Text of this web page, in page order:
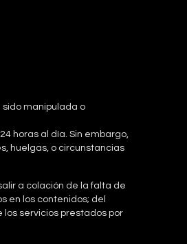
sido manipulada o
horas al día. Sin embargo,
huelgas, o circunstancias
a colación de la falta de
en los contenidos; del
los servicios prestados por